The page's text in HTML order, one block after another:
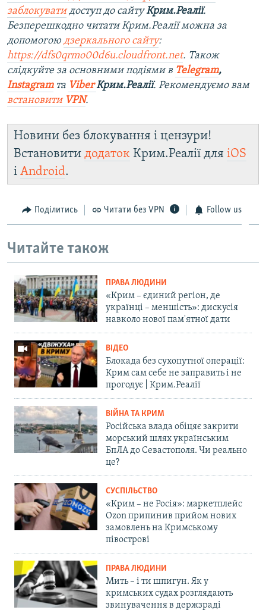
заблокуватидоступ до сайтуКрим.Реалії.
Безперешкодно читати Крим.Реалії можна за
допомогою дзеркального сайту:
https://dfs0qrmo00d6u.cloudfront.net. Також
слідкуйте за основними подіями в Telegram,
Instagramта ViberКрим.Реалії. Рекомендуємо вам
встановити VPN.
Новини без блокування і цензури!
Встановити додаток Крим.Реалії для iOS
і Android.
Поділитись Читати без VPN Follow us
Читайте також
ПРАВА ЛЮДИНИ
«Крим – єдиний регіон, де
українці – меншість»: дискусія
навколо нової пам'ятної дати
ВІДЕО
Блокада без сухопутної операції:
Крим сам себе не заправить і не
прогодує | Крим.Реалії
ВІЙНА ТА КРИМ
Російська влада обіцяє закрити
морський шлях українським
БпЛА до Севастополя. Чи реально
це?
СУСПІЛЬСТВО
«Крим – не Росія»: маркетплейс
Ozon припинив прийом нових
замовлень на Кримському
півострові
ПРАВА ЛЮДИНИ
Мить – і ти шпигун. Як у
кримських судах розглядають
звинувачення в держзраді